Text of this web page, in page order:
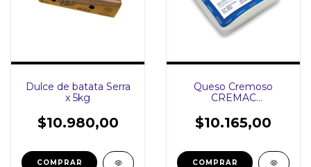
Dulce de batata Serra
x 5kg
$10.980,00
Queso Cremoso
CREMAC
$10.165,00